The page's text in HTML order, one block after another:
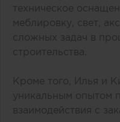
техническое
меблировку, свет,
сложных задач в
строительства.
Кроме того, Илья и
уникальным опытом
взаимодействия с